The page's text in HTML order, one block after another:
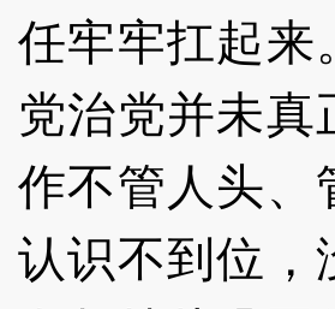
任牢牢扛起来
党治党并未
作不管人头、
认识不到位，